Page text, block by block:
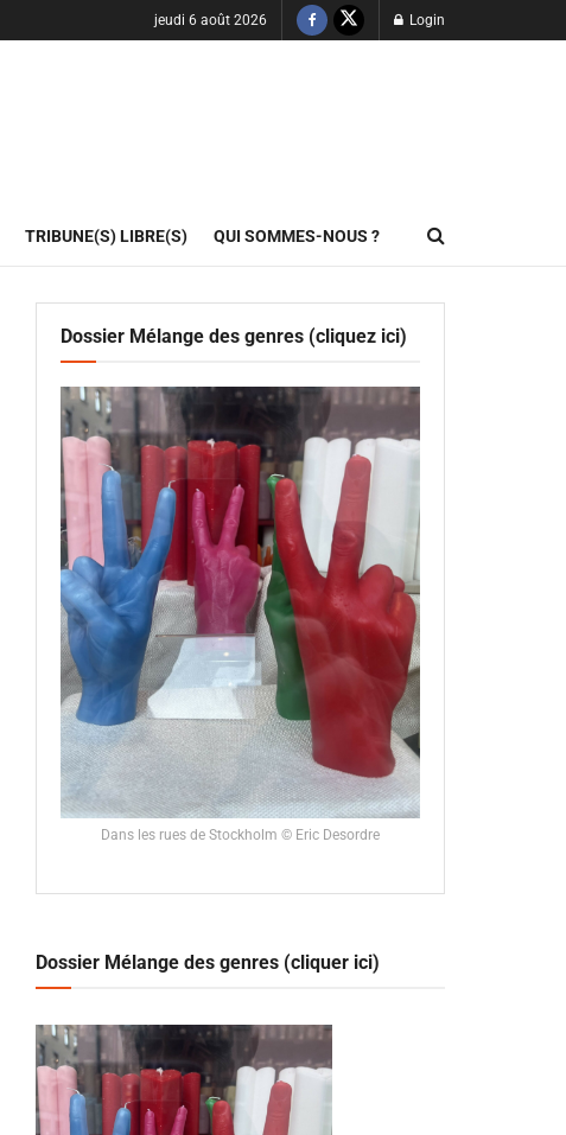
jeudi 6 août 2026 Login
TRIBUNE(S) LIBRE(S) QUI SOMMES-NOUS ?
Dossier Mélange des genres (cliquez ici)
Dans les rues de Stockholm © Eric Desordre
Dossier Mélange des genres (cliquer ici)